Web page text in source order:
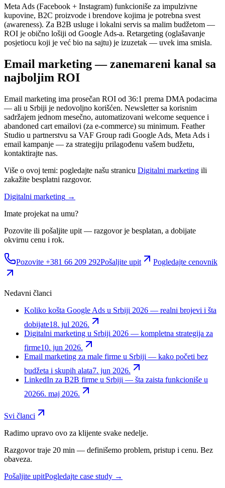
Meta Ads (Facebook + Instagram) funkcioniše za impulzivne
kupovine, B2C proizvode i brendove kojima je potrebna svest
(awareness). Za B2B usluge i lokalni servis sa malim budžetom —
ROI je obično lošiji od Google Ads-a. Retargeting (oglašavanje
posjetiocu koji je već bio na sajtu) je izuzetak — uvek ima smisla.
Email marketing — zanemareni kanal sa
najboljim ROI
Email marketing ima prosečan ROI od 36:1 prema DMA podacima
— ali u Srbiji je nedovoljno korišćen. Newsletter sa korisnim
sadržajem jednom mesečno, automatizovani welcome sequence i
abandoned cart emailovi (za e-commerce) su minimum. Feather
Studio u partnerstvu sa VAF Group radi Google Ads, Meta Ads i
email kampanje — za strategiju prilagođenu vašem budžetu,
kontaktirajte nas.
Više o ovoj temi: pogledajte našu stranicu Digitalni marketing ili
zakažite besplatni razgovor.
Digitalni marketing →
Imate projekat na umu?
Pozovite ili pošaljite upit — razgovor je besplatan, a dobijate
okvirnu cenu i rok.
Pozovite +381 66 209 292Pošaljite upit Pogledajte cenovnik
Nedavni članci
Koliko košta Google Ads u Srbiji 2026 — realni brojevi i šta
dobijate18. jul 2026.
Digitalni marketing u Srbiji 2026 — kompletna strategija za
firme10. jun 2026.
Email marketing za male firme u Srbiji — kako početi bez
budžeta i skupih alata7. jun 2026.
LinkedIn za B2B firme u Srbiji — šta zaista funkcioniše u
20266. maj 2026.
Svi članci
Radimo upravo ovo za klijente svake nedelje.
Razgovor traje 20 min — definišemo problem, pristup i cenu. Bez
obaveza.
Pošaljite upitPogledajte case study →